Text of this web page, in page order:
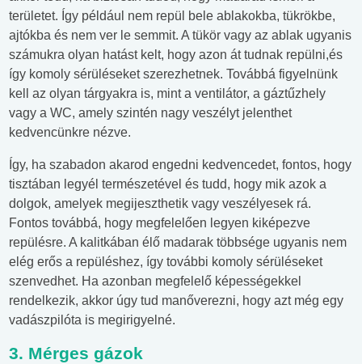
területet. Így például nem repül bele ablakokba, tükrökbe,
ajtókba és nem ver le semmit. A tükör vagy az ablak ugyanis
számukra olyan hatást kelt, hogy azon át tudnak repülni,és
így komoly sérüléseket szerezhetnek. Továbbá figyelnünk
kell az olyan tárgyakra is, mint a ventilátor, a gáztűzhely
vagy a WC, amely szintén nagy veszélyt jelenthet
kedvencünkre nézve.
Így, ha szabadon akarod engedni kedvencedet, fontos, hogy
tisztában legyél természetével és tudd, hogy mik azok a
dolgok, amelyek megijeszthetik vagy veszélyesek rá.
Fontos továbbá, hogy megfelelően legyen kiképezve
repülésre. A kalitkában élő madarak többsége ugyanis nem
elég erős a repüléshez, így további komoly sérüléseket
szenvedhet. Ha azonban megfelelő képességekkel
rendelkezik, akkor úgy tud manőverezni, hogy azt még egy
vadászpilóta is megirigyelné.
3. Mérges gázok